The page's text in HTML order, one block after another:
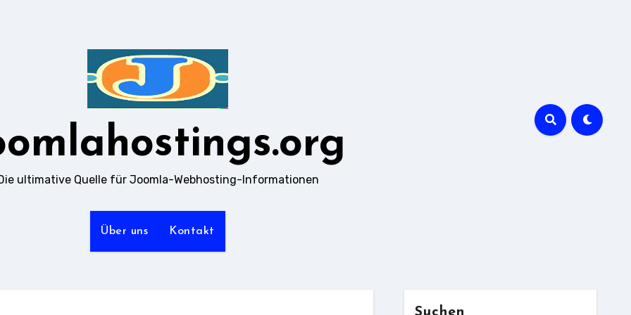
ultimative Quelle für Joomla-Webhosting-Informationen
Über uns Kontakt
Suchen